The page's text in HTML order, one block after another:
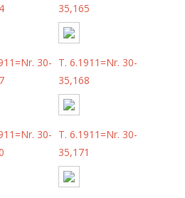
35,165
30- T. 6.1911=Nr. 30-
35,168
30- T. 6.1911=Nr. 30-
35,171